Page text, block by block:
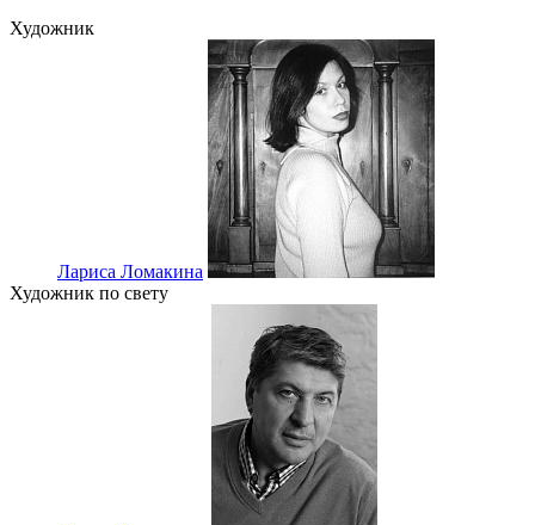
Художник
Лариса Ломакина
Художник по свету